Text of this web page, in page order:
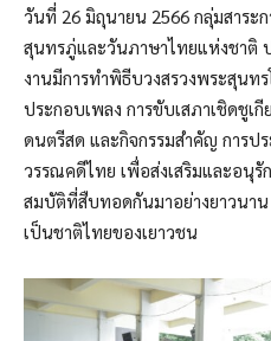
วันที่ 26 มิถุนายน 2566 กลุ่มสาระ
สุนทรภู่และวันภาษาไทยแห่งชาติ
งานมีการทำพิธีบวงสรวงพระสุนท
ประกอบเพลง การขับเสภาเชิดชูเ
ดนตรีสด และกิจกรรมสำคัญ การป
วรรณคดีไทย เพื่อส่งเสริมและอนุ
สมบัติที่สืบทอดกันมาอย่างยาวนาน
เป็นชาติไทยของเยาวชน